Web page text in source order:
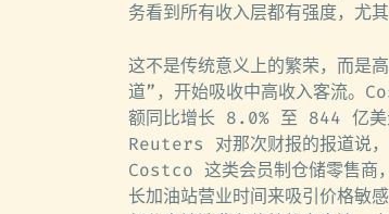
务看到所有收入层都有强度，尤
这不是传统意义上的繁荣，而是
道”，开始吸收中高收入客流
额同比增长 8.0% 至 844 亿美
Reuters 对那次财报的报道说，
Costco 这类会员制仓储零售
长加油站营业时间来吸引价格敏